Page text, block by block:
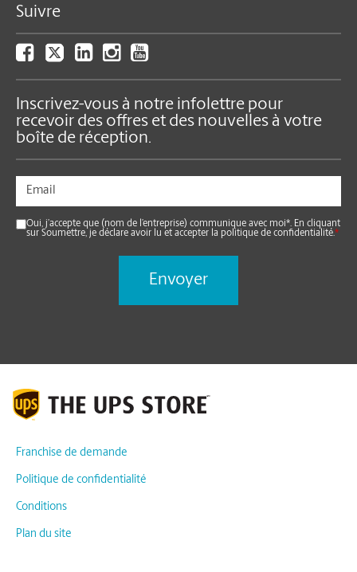
Suivre
Inscrivez-vous à notre infolettre pour
recevoir des offres et des nouvelles à votre
boîte de réception.
Oui, j’accepte que (nom de l’entreprise) communique avec moi*. En cliquant
sur Soumettre, je déclare avoir lu et accepter la politique de confidentialité.*
Franchise de demande
Politique de confidentialité
Conditions
Plan du site